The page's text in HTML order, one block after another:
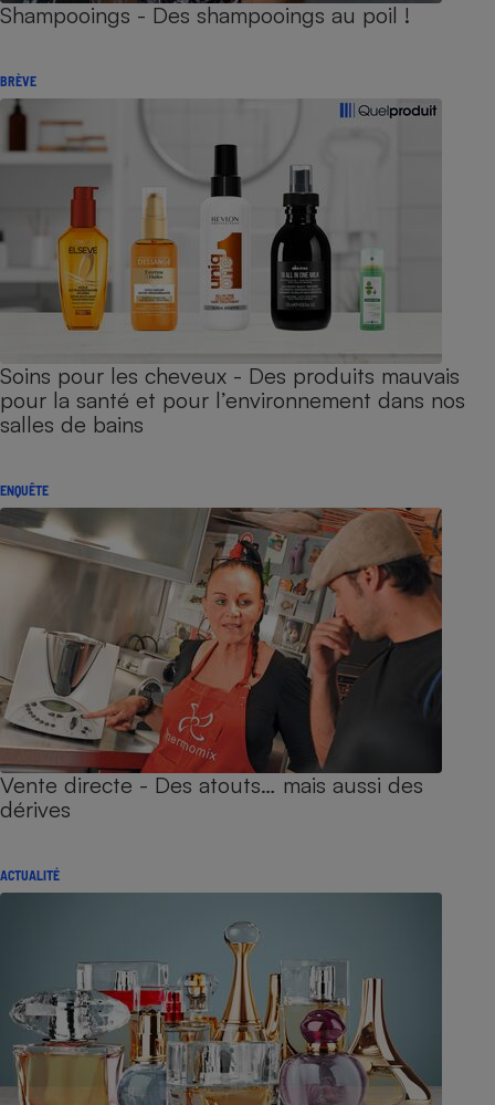
Shampooings - Des shampooings au poil !
BRÈVE
Soins pour les cheveux - Des produits mauvais
pour la santé et pour l’environnement dans nos
salles de bains
ENQUÊTE
Vente directe - Des atouts… mais aussi des
dérives
ACTUALITÉ